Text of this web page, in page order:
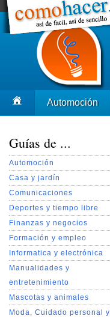
Automoción
Guías de ...
Automoción
Casa y jardín
Comunicaciones
Deportes y tiempo libre
Finanzas y negocios
Formación y empleo
Informatica y electrónica
Manualidades y
entretenimiento
Mascotas y animales
Moda, Cuidado personal y